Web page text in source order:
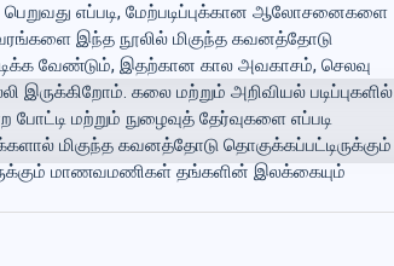
பெறுவது எப்படி, மேற்படிப்புக்கான ஆலோசனைகளை
இந்த நூலில் மிகுந்த கவனத்தோடு
வேண்டும், இதற்கான கால அவகாசம், செலவு
இருக்கிறோம். கலை மற்றும் அறிவியல் படிப்புகளில்
மற்றும் நுழைவுத் தேர்வுகளை எப்படி
மிகுந்த கவனத்தோடு தொகுக்கப்பட்டிருக்கும்
மாணவமணிகள் தங்களின் இலக்கையும்